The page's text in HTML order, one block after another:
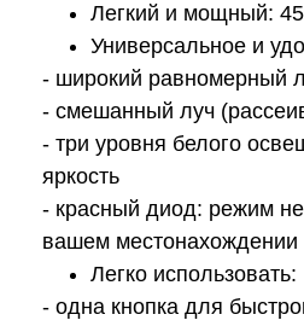
Легкий и мощный:
Универсальное и
- широкий равномерный
- смешанный луч
- три уровня белого
яркость
- красный диод: режим
вашем местонахождении
Легко использовать:
- одна кнопка для